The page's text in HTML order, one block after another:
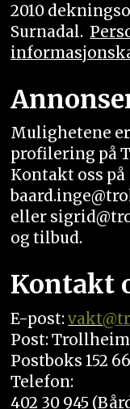
2010
Surnadal.
Mulighetene
profilering på
Kontakt oss på
eller
og tilbud.
Kontakt
E-post:vakt
Post:
Postboks 152
Telefon:
402 30 945